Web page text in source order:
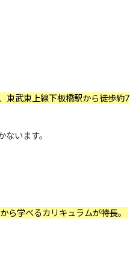
東武東上線下板橋駅から徒歩約7
います。
ら学べるカリキュラムが特長。